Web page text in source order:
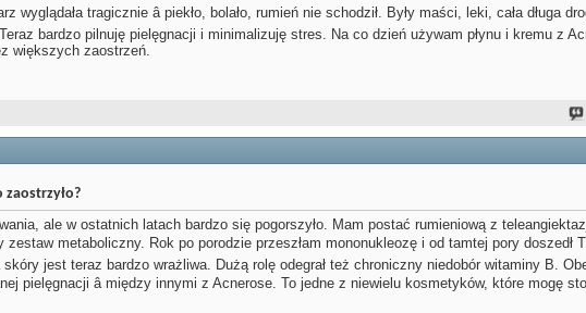
tragicznie â piekło, bolało, rumień nie schodził. Były maści, leki, cała długa
bardzo pilnuję pielęgnacji i minimalizuję stres. Na co dzień używam płynu i kremu z
większych zaostrzeń.
zaostrzyło?
ale w ostatnich latach bardzo się pogorszyło. Mam postać rumieniową z
zestaw metaboliczny. Rok po porodzie przeszłam mononukleozę i od tamtej pory doszedł
jest teraz bardzo wrażliwa. Dużą rolę odegrał też chroniczny niedobór witaminy B.
pielęgnacji â między innymi z Acnerose. To jedne z niewielu kosmetyków, które mogę